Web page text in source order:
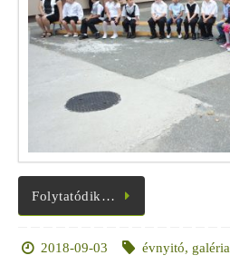
Folytatódik…
2018-09-03 évnyitó, galéria